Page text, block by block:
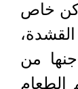
خاص
من
الطعام